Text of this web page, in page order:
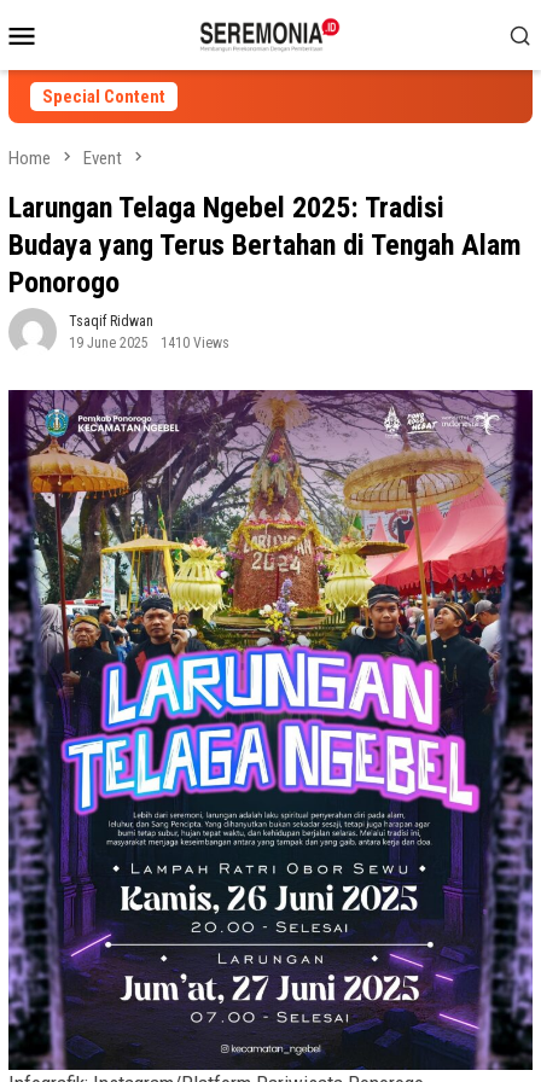
to
contentMenu
Special Content
Home Event
Larungan Telaga Ngebel 2025: Tradisi
Budaya yang Terus Bertahan di Tengah Alam
Ponorogo
Tsaqif Ridwan
19 June 2025
1410 Views